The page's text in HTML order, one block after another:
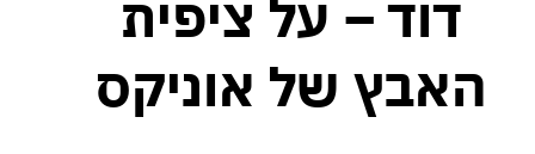
דוד – על ציפית
של אוניקס